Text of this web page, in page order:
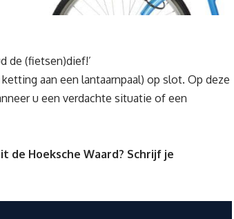
de (fietsen)dief!’
aan een lantaarnpaal) op slot. Op deze
u een verdachte situatie of een
de Hoeksche Waard? Schrijf je